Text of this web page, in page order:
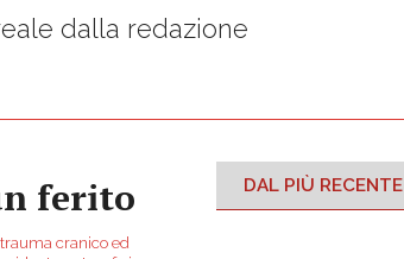
dalla redazione
ferito
cranico ed
DAL PIÙ RECENTE